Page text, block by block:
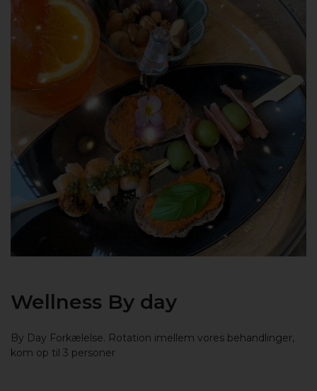
Wellness By day
By Day Forkælelse. Rotation imellem vores behandlinger,
kom op til 3 personer